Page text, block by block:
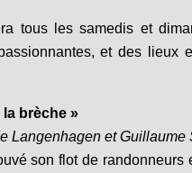
tous les samedis et
et des lieux
la brèche »
Langenhagen et Guillaume
son flot de randonneurs